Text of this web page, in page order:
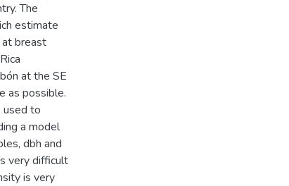
The
estimate
breast
at the SE
as possible.
used to
a model
dbh and
very difficult
is very